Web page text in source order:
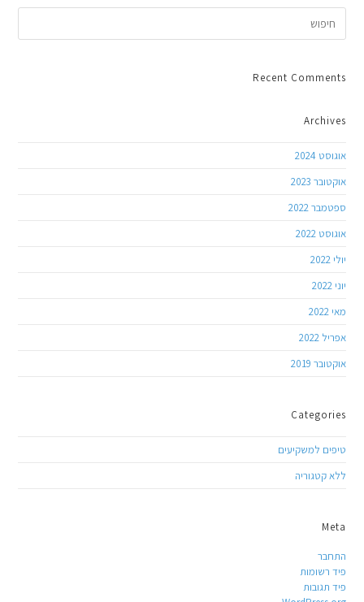
Recent Comments
Archives
אוגוסט 2024
אוקטובר 2023
ספטמבר 2022
אוגוסט 2022
יולי 2022
יוני 2022
מאי 2022
אפריל 2022
אוקטובר 2019
Categories
טיפים למשקיעים
ללא קטגוריה
Meta
התחבר
פיד רשומות
פיד תגובות